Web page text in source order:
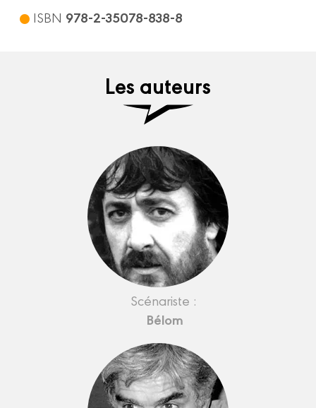
ISBN 978-2-35078-838-8
Les auteurs
Scénariste :
Bélom